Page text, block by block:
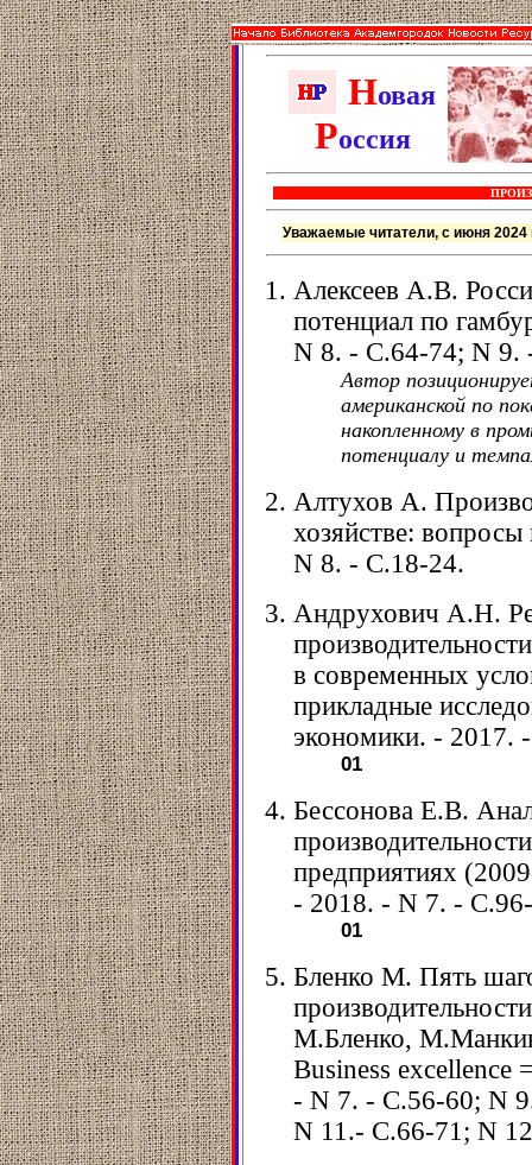
Новая
Россия
Уважаемые читатели, с июня 2024
Алексеев А.В.
потенциал по
N 8. - С.64-74; N 9.
Автор
американской по
накопленному в
потенциалу и
Алтухов А.
хозяйстве:
N 8. - С.18-24.
Андрухович А.Н.
в современных
прикладные
экономики. - 2017.
01
Бессонова Е.В.
предприятиях
- 2018. - N 7. -
01
Бленко М. Пять
М.Бленко,
Business excellence
- N 7. - С.56-60; N
N 11.- С.66-71; N